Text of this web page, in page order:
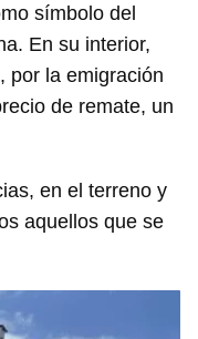
símbolo del
En su interior,
por la emigración
de remate, un
en el terreno y
aquellos que se